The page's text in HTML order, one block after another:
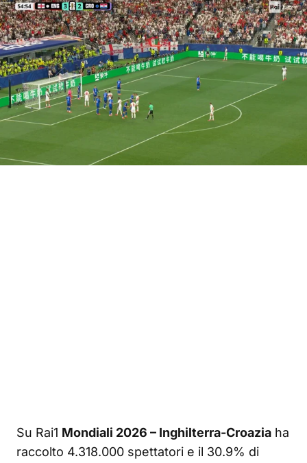
Su Rai1 Mondiali 2026 – Inghilterra-Croazia ha
raccolto 4.318.000 spettatori e il 30.9% di